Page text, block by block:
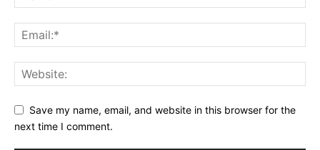
Save my name, email, and website in this browser for the
next time I comment.